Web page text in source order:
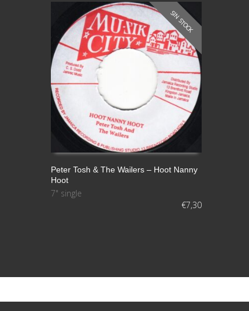
SIN STOCK
Peter Tosh & The Wailers – Hoot Nanny
Hoot
7" single
€7,30